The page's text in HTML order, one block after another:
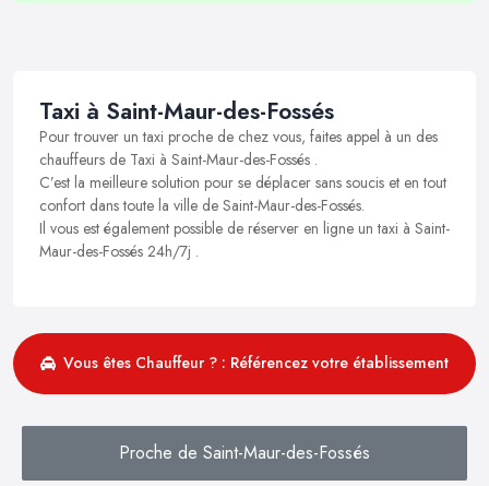
Taxi à Saint-Maur-des-Fossés
Pour trouver un taxi proche de chez vous, faites appel à un des
chauffeurs de Taxi à Saint-Maur-des-Fossés .
C’est la meilleure solution pour se déplacer sans soucis et en tout
confort dans toute la ville de Saint-Maur-des-Fossés.
Il vous est également possible de réserver en ligne un taxi à Saint-
Maur-des-Fossés 24h/7j .
Vous êtes Chauffeur ? : Référencez votre établissement
Proche de Saint-Maur-des-Fossés